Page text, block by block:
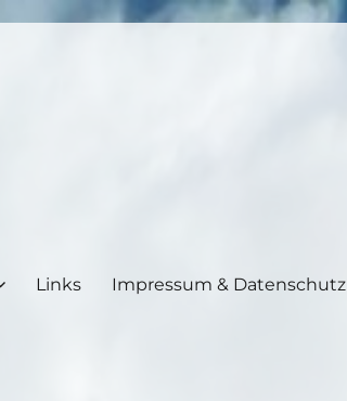
Links Impressum & Datenschutz